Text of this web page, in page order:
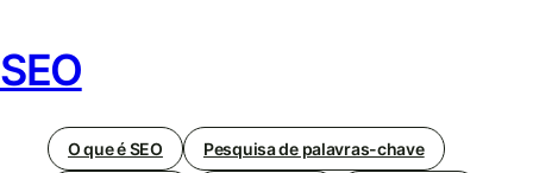
SEO
O que é SEO Pesquisa de palavras-chave